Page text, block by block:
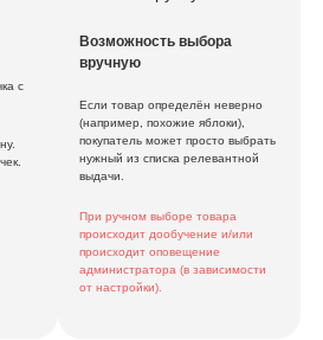
Квартет вкусов
Красный яр
с
Возможность выбора
вручную
Если товар определён неверно
(например, похожие яблоки),
покупатель может просто выбрать
нужный из списка релевантной
выдачи.
При ручном выборе товара
происходит дообучение и/или
происходит оповещение
администратора (в зависимости
от настройки).